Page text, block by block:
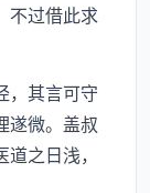
不过借此求
其言可守
遂微。盖叔
之日浅，